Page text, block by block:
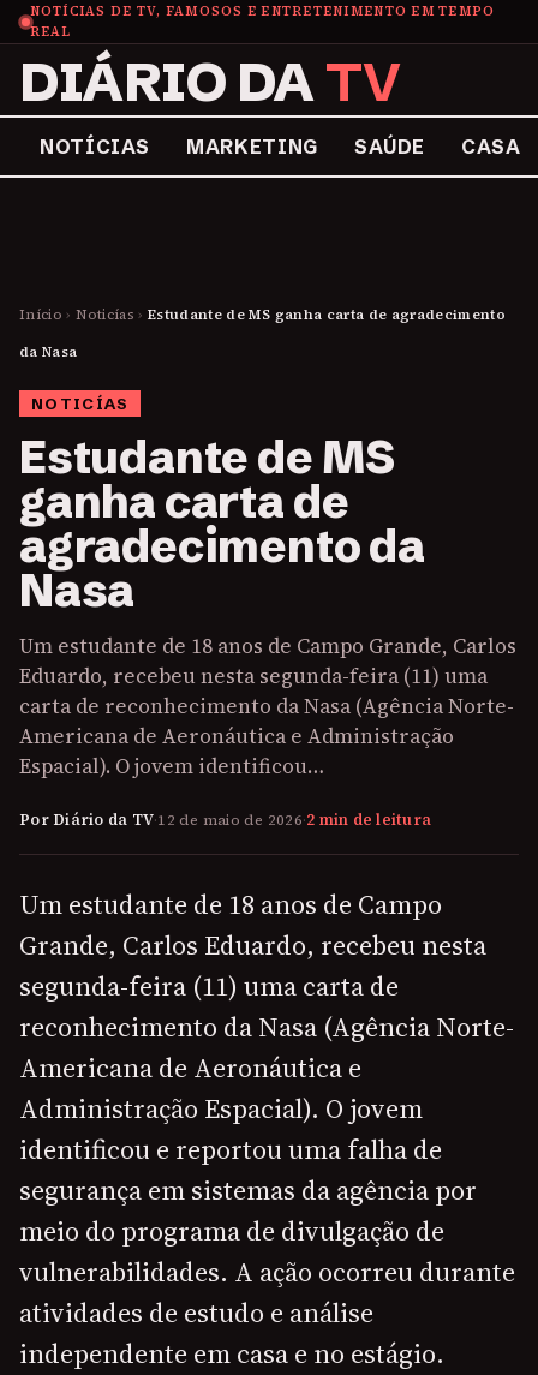
NOTÍCIAS DE TV, FAMOSOS E ENTRETENIMENTO EM TEMPO
REAL
DIÁRIO DATV
NOTÍCIAS MARKETING SAÚDE CASA
Início › Noticías › Estudante de MS ganha carta de agradecimento
da Nasa
NOTICÍAS
Estudante de MS
ganha carta de
agradecimento da
Nasa
Um estudante de 18 anos de Campo Grande, Carlos
Eduardo, recebeu nesta segunda-feira (11) uma
carta de reconhecimento da Nasa (Agência Norte-
Americana de Aeronáutica e Administração
Espacial). O jovem identificou…
Por Diário da TV·12 de maio de 2026·2 min de leitura
Um estudante de 18 anos de Campo
Grande, Carlos Eduardo, recebeu nesta
segunda-feira (11) uma carta de
reconhecimento da Nasa (Agência Norte-
Americana de Aeronáutica e
Administração Espacial). O jovem
identificou e reportou uma falha de
segurança em sistemas da agência por
meio do programa de divulgação de
vulnerabilidades. A ação ocorreu durante
atividades de estudo e análise
independente em casa e no estágio.